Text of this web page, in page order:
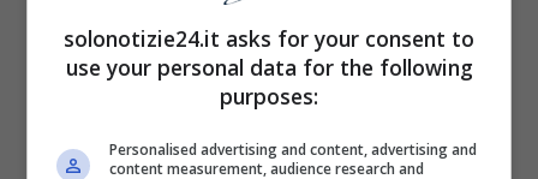
solonotizie24.it asks for your consent to
use your personal data for the following
purposes:
Personalised advertising and content, advertising and
content measurement, audience research and